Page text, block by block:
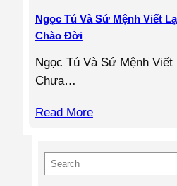
Ngọc Tú Và Sứ Mệnh Viết
Chào Đời
Ngọc Tú Và Sứ Mệnh Viết
Chưa…
Read More
S
e